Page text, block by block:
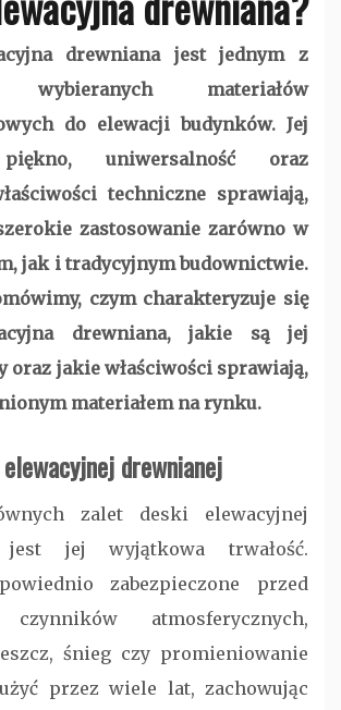
drewniana jest jednym z
wybieranych materiałów
do elewacji budynków. Jej
uniwersalność oraz
techniczne sprawiają,
zastosowanie zarówno w
jak i tradycyjnym budownictwie.
czym charakteryzuje się
drewniana, jakie są jej
oraz jakie właściwości sprawiają,
materiałem na rynku.
drewnianej
zalet deski elewacyjnej
jest jej wyjątkowa trwałość.
zabezpieczone przed
czynników atmosferycznych,
śnieg czy promieniowanie
przez wiele lat, zachowując